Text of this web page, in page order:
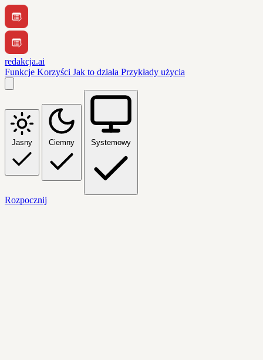
redakcja.ai
Funkcje Korzyści Jak to działa Przykłady użycia
Jasny Ciemny Systemowy
Rozpocznij